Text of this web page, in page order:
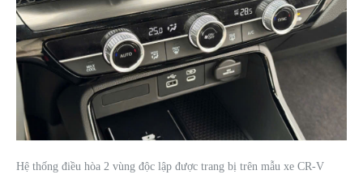
Hệ thống điều hòa 2 vùng độc lập được trang bị trên mẫu xe CR-V